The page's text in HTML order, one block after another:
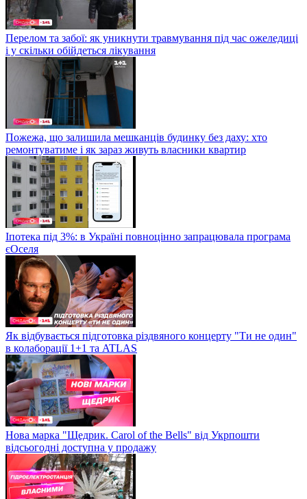
Перелом та забої: як уникнути травмування під час ожеледиці
і у скільки обійдеться лікування
Пожежа, що залишила мешканців будинку без даху: хто
ремонтуватиме і як зараз живуть власники квартир
Іпотека під 3%: в Україні повноцінно запрацювала програма
єОселя
Як відбувається підготовка різдвяного концерту "Ти не один"
в колаборації 1+1 та ATLAS
Нова марка "Щедрик. Carol of the Bells" від Укрпошти
відсьогодні доступна у продажу